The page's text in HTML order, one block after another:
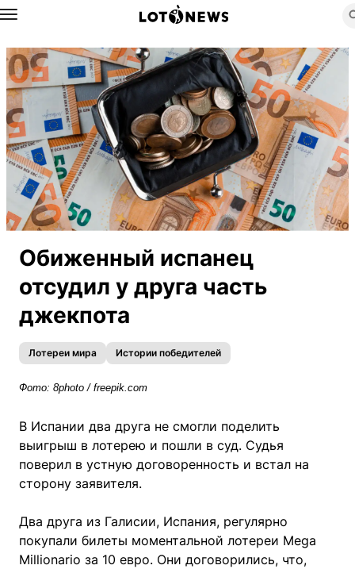
Назад
Обиженный испанец
отсудил у друга часть
джекпота
Лотереи мира Истории победителей
Фото: 8photo / freepik.com
В Испании два друга не смогли поделить
выигрыш в лотерею и пошли в суд. Судья
поверил в устную договоренность и встал на
сторону заявителя.
Два друга из Галисии, Испания, регулярно
покупали билеты моментальной лотереи Mega
Millionario за 10 евро. Они договорились, что,